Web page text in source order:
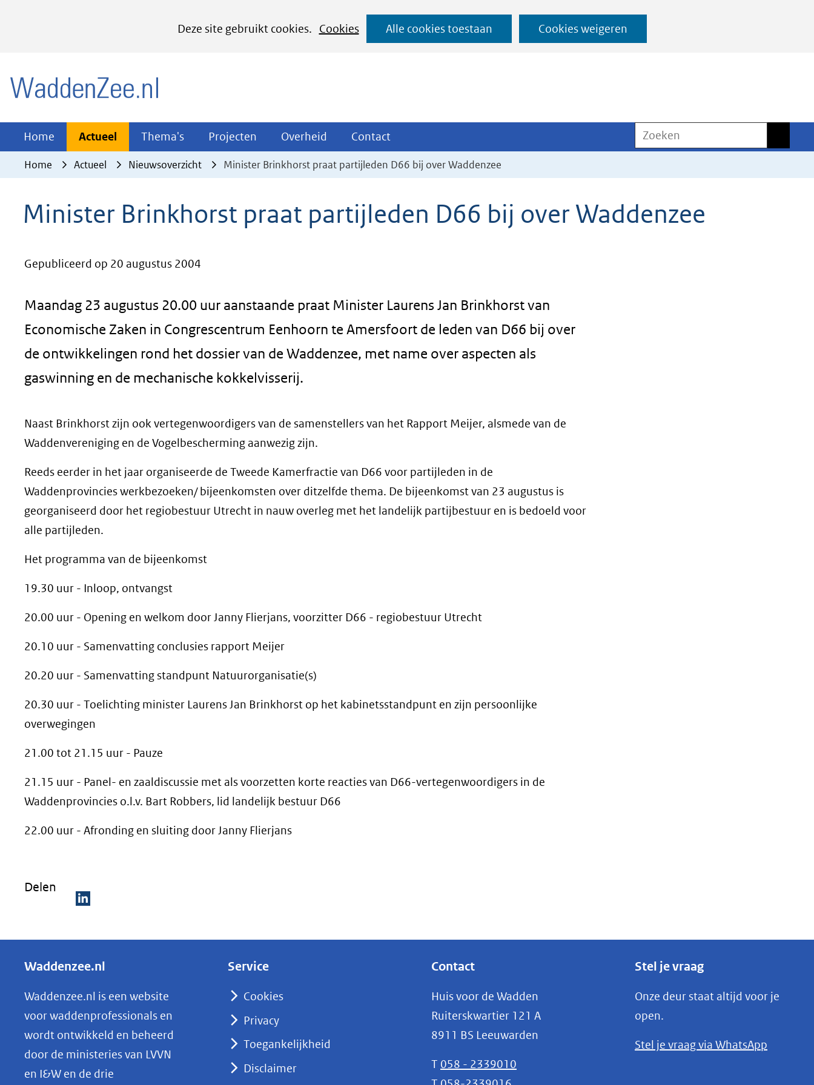
Deze site gebruikt cookies.
Cookies
het
cookies
website
worden
Alle cookies toestaan Cookies weigeren
Ga
naar
Home Actueel Actueel
Uitklappen
Thema's Thema's
Uitklappen
Projecten Projecten
Uitklappen
Overheid Overheid
Uitklappen
Contact
Uitklappen
Zoeken
Home Actueel Nieuwsoverzicht Minister Brinkhorst praat partijleden D66 bij over Waddenzee
Minister Brinkhorst praat partijleden D66 bij over Waddenzee
Gepubliceerd op 20 augustus 2004
Maandag 23 augustus 20.00 uur aanstaande praat Minister Laurens Jan Brinkhorst van
Economische Zaken in Congrescentrum Eenhoorn te Amersfoort de leden van D66 bij over
de ontwikkelingen rond het dossier van de Waddenzee, met name over aspecten als
gaswinning en de mechanische kokkelvisserij.
Naast Brinkhorst zijn ook vertegenwoordigers van de samenstellers van het Rapport Meijer, alsmede van de
Waddenvereniging en de Vogelbescherming aanwezig zijn.
Reeds eerder in het jaar organiseerde de Tweede Kamerfractie van D66 voor partijleden in de
Waddenprovincies werkbezoeken/ bijeenkomsten over ditzelfde thema. De bijeenkomst van 23 augustus is
georganiseerd door het regiobestuur Utrecht in nauw overleg met het landelijk partijbestuur en is bedoeld voor
alle partijleden.
Het programma van de bijeenkomst
19.30 uur - Inloop, ontvangst
20.00 uur - Opening en welkom door Janny Flierjans, voorzitter D66 - regiobestuur Utrecht
20.10 uur - Samenvatting conclusies rapport Meijer
20.20 uur - Samenvatting standpunt Natuurorganisatie(s)
20.30 uur - Toelichting minister Laurens Jan Brinkhorst op het kabinetsstandpunt en zijn persoonlijke
overwegingen
21.00 tot 21.15 uur - Pauze
21.15 uur - Panel- en zaaldiscussie met als voorzetten korte reacties van D66-vertegenwoordigers in de
Waddenprovincies o.l.v. Bart Robbers, lid landelijk bestuur D66
22.00 uur - Afronding en sluiting door Janny Flierjans
Delen
e
e
n
o
p
L
Waddenzee.nl
Waddenzee.nl is een website
voor waddenprofessionals en
wordt ontwikkeld en beheerd
door de ministeries van LVVN
en I&W en de drie
Service
Cookies
Privacy
Toegankelijkheid
Disclaimer
Contact
Huis voor de Wadden
Ruiterskwartier 121 A
8911 BS Leeuwarden
T 058 - 2339010
Stel je vraag
Onze deur staat altijd voor je
open.
Stel je vraag via WhatsApp